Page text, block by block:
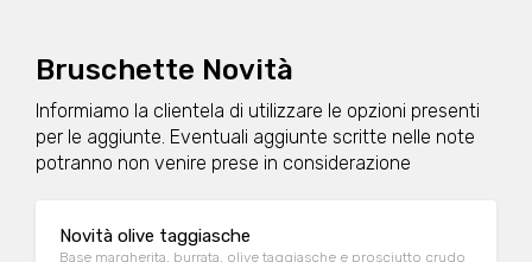
Bruschette Novità
Informiamo la clientela di utilizzare le opzioni presenti
per le aggiunte. Eventuali aggiunte scritte nelle note
potranno non venire prese in considerazione
Novità olive taggiasche
Base margherita, burrata, olive taggiasche e prosciutto crudo